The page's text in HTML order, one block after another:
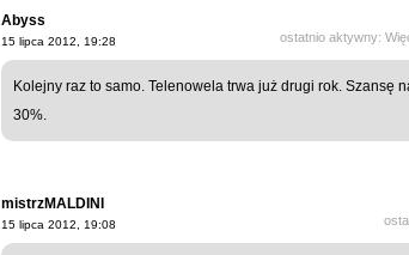
Abyss
ostatnio aktywny:
15 lipca 2012, 19:28
Kolejny raz to samo. Telenowela trwa już drugi rok. Szansę
30%.
mistrzMALDINI
15 lipca 2012, 19:08